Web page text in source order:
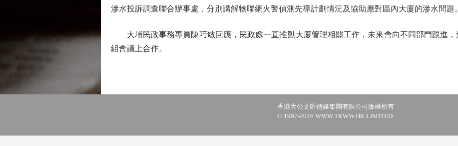
滲水投訴調查聯合辦事處，分別講解物聯網火警偵測先導計劃情況及協助應對區內大廈的滲水問題。
大埔民政事務專員陳巧敏回應，民政處一直推動大廈管理相關工作，未來會向不同部門跟進，
組會議上合作。
香港大公文匯傳媒集團有限公司版權所有
© 1997-2026 WWW.TKWW.HK LIMITED.